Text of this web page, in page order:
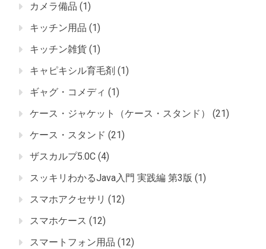
カメラ備品 (1)
キッチン用品 (1)
キッチン雑貨 (1)
キャピキシル育毛剤 (1)
ギャグ・コメディ (1)
ケース・ジャケット（ケース・スタンド）
(21)
ケース・スタンド (21)
ザスカルプ5.0C (4)
スッキリわかるJava入門 実践編 第3版 (1)
スマホアクセサリ (12)
スマホケース (12)
スマートフォン用品 (12)